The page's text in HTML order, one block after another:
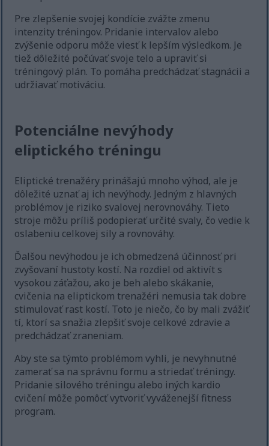
Pre zlepšenie svojej kondície zvážte zmenu
intenzity tréningov. Pridanie intervalov alebo
zvýšenie odporu môže viesť k lepším výsledkom. Je
tiež dôležité počúvať svoje telo a upraviť si
tréningový plán. To pomáha predchádzať stagnácii a
udržiavať motiváciu.
Potenciálne nevýhody
eliptického tréningu
Eliptické trenažéry prinášajú mnoho výhod, ale je
dôležité uznať aj ich nevýhody. Jedným z hlavných
problémov je riziko svalovej nerovnováhy. Tieto
stroje môžu príliš podopierať určité svaly, čo vedie k
oslabeniu celkovej sily a rovnováhy.
Ďalšou nevýhodou je ich obmedzená účinnosť pri
zvyšovaní hustoty kostí. Na rozdiel od aktivít s
vysokou záťažou, ako je beh alebo skákanie,
cvičenia na eliptickom trenažéri nemusia tak dobre
stimulovať rast kostí. Toto je niečo, čo by mali zvážiť
tí, ktorí sa snažia zlepšiť svoje celkové zdravie a
predchádzať zraneniam.
Aby ste sa týmto problémom vyhli, je nevyhnutné
zamerať sa na správnu formu a striedať tréningy.
Pridanie silového tréningu alebo iných kardio
cvičení môže pomôcť vytvoriť vyváženejší fitness
program.